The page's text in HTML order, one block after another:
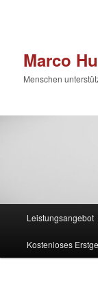
Marco
Menschen
Leistungsangebot
Kostenloses